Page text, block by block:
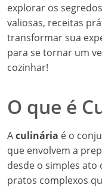
explorar os
valiosas, receitas
transformar sua
para se tornar um
cozinhar!
O que é
Aculinária é o
que envolvem a
desde o simples ato
pratos complexos